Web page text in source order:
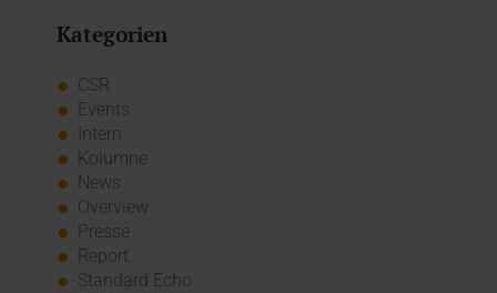
Kategorien
CSR
Events
Intern
Kolumne
News
Overview
Presse
Report
Standard Echo